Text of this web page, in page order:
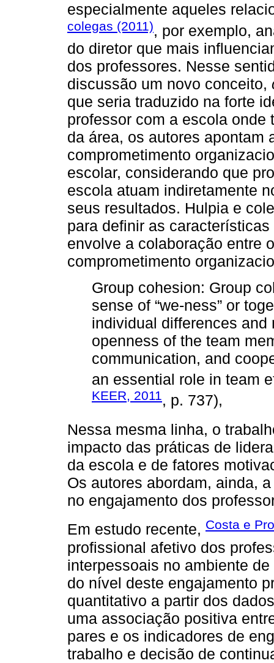
especialmente aqueles
colegas (2011), por exemplo,
do diretor que mais
dos professores. Nesse
discussão um novo conceito,
que seria traduzido na forte
professor com a escola onde
da área, os autores apontam
comprometimento
escolar, considerando que
escola atuam indiretamente
seus resultados. Hulpia e
para definir as
envolve a colaboração entre
comprometimento
Group cohesion: Group
sense of “we-ness” or
individual differences
openness of the team
communication, and
an essential role in team
KEER, 2011, p. 737),
Nessa mesma linha, o
impacto das práticas de
da escola e de fatores
Os autores abordam, ainda,
no engajamento dos
Em estudo recente, Costa e
profissional afetivo dos
interpessoais no ambiente
do nível deste engajamento
quantitativo a partir dos
uma associação positiva
pares e os indicadores de
trabalho e decisão de